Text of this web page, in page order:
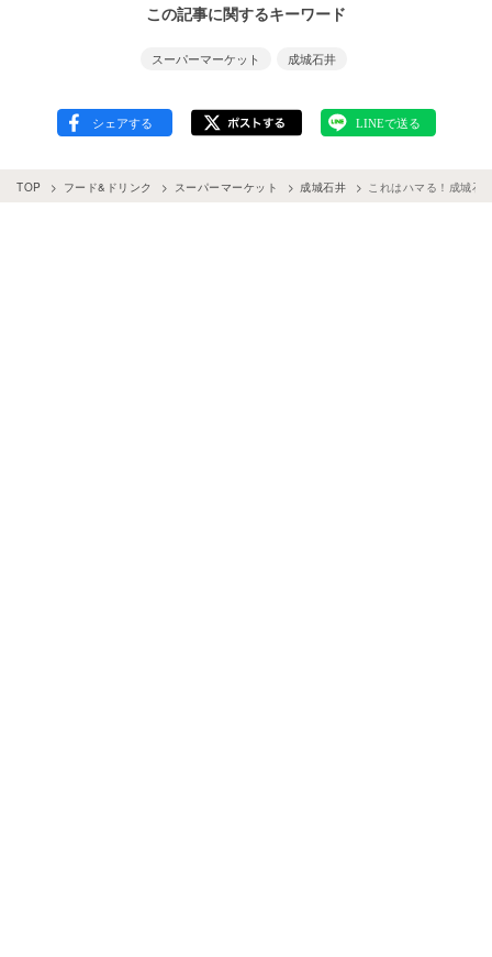
この記事に関するキーワード
スーパーマーケット 成城石井
TOP フード&ドリンク スーパーマーケット 成城石井 これはハマる！成城石